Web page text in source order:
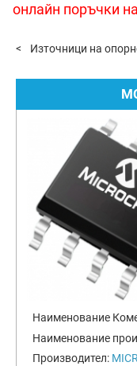
онлайн поръчки
Източници на
Наименование
Наименование
Производител: